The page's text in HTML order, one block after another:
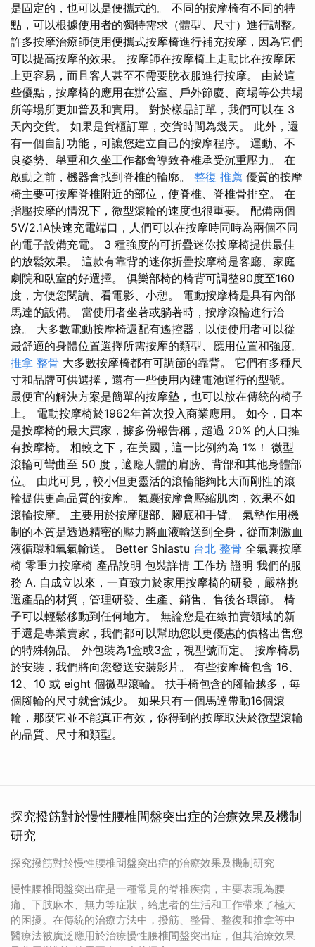
是固定的，也可以是便攜式的。 不同的按摩椅有不同的特
點，可以根據使用者的獨特需求（體型、尺寸）進行調整。
許多按摩治療師使用便攜式按摩椅進行補充按摩，因為它們
可以提高按摩的效果。 按摩師在按摩椅上走動比在按摩床
上更容易，而且客人甚至不需要脫衣服進行按摩。 由於這
些優點，按摩椅的應用在辦公室、戶外節慶、商場等公共場
所等場所更加普及和實用。 對於樣品訂單，我們可以在 3
天內交貨。 如果是貨櫃訂單，交貨時間為幾天。 此外，還
有一個自訂功能，可讓您建立自己的按摩程序。 運動、不
良姿勢、舉重和久坐工作都會導致脊椎承受沉重壓力。 在
啟動之前，機器會找到脊椎的輪廓。 整復 推薦 優質的按摩
椅主要可按摩脊椎附近的部位，使脊椎、脊椎骨排空。 在
指壓按摩的情況下，微型滾輪的速度也很重要。 配備兩個
5V/2.1A快速充電端口，人們可以在按摩時同時為兩個不同
的電子設備充電。 3 種強度的可折疊迷你按摩椅提供最佳
的放鬆效果。 這款有靠背的迷你折疊按摩椅是客廳、家庭
劇院和臥室的好選擇。 俱樂部椅的椅背可調整90度至160
度，方便您閱讀、看電影、小憩。 電動按摩椅是具有內部
馬達的設備。 當使用者坐著或躺著時，按摩滾輪進行治
療。 大多數電動按摩椅還配有遙控器，以便使用者可以從
最舒適的身體位置選擇所需按摩的類型、應用位置和強度。
推拿 整骨 大多數按摩椅都有可調節的靠背。 它們有多種尺
寸和品牌可供選擇，還有一些使用內建電池運行的型號。
最便宜的解決方案是簡單的按摩墊，也可以放在傳統的椅子
上。 電動按摩椅於1962年首次投入商業應用。 如今，日本
是按摩椅的最大買家，據多份報告稱，超過 20% 的人口擁
有按摩椅。 相較之下，在美國，這一比例約為 1%！ 微型
滾輪可彎曲至 50 度，適應人體的肩膀、背部和其他身體部
位。 由此可見，較小但更靈活的滾輪能夠比大而剛性的滾
輪提供更高品質的按摩。 氣囊按摩會壓縮肌肉，效果不如
滾輪按摩。 主要用於按摩腿部、腳底和手臂。 氣墊作用機
制的本質是透過精密的壓力將血液輸送到全身，從而刺激血
液循環和氧氣輸送。 Better Shiastu 台北 整骨 全氣囊按摩
椅 零重力按摩椅 產品說明 包裝詳情 工作坊 證明 我們的服
務 A. 自成立以來，一直致力於家用按摩椅的研發，嚴格挑
選產品的材質，管理研發、生產、銷售、售後各環節。 椅
子可以輕鬆移動到任何地方。 無論您是在線拍賣領域的新
手還是專業賣家，我們都可以幫助您以更優惠的價格出售您
的特殊物品。 外包裝為1盒或3盒，視型號而定。 按摩椅易
於安裝，我們將向您發送安裝影片。 有些按摩椅包含 16、
12、10 或 eight 個微型滾輪。 扶手椅包含的腳輪越多，每
個腳輪的尺寸就會減少。 如果只有一個馬達帶動16個滾
輪，那麼它並不能真正有效，你得到的按摩取決於微型滾輪
的品質、尺寸和類型。
探究撥筋對於慢性腰椎間盤突出症的治療效果及機制
研究
探究撥筋對於慢性腰椎間盤突出症的治療效果及機制研究
慢性腰椎間盤突出症是一種常見的脊椎疾病，主要表現為腰
痛、下肢麻木、無力等症狀，給患者的生活和工作帶來了極大
的困擾。在傳統的治療方法中，撥筋、整骨、整復和推拿等中
醫療法被廣泛應用於治療慢性腰椎間盤突出症，但其治療效果